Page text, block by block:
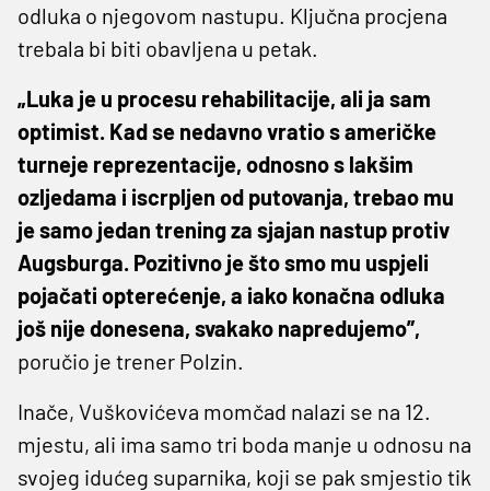
odluka o njegovom nastupu. Ključna procjena
trebala bi biti obavljena u petak.
„Luka je u procesu rehabilitacije, ali ja sam
optimist. Kad se nedavno vratio s američke
turneje reprezentacije, odnosno s lakšim
ozljedama i iscrpljen od putovanja, trebao mu
je samo jedan trening za sjajan nastup protiv
Augsburga. Pozitivno je što smo mu uspjeli
pojačati opterećenje, a iako konačna odluka
još nije donesena, svakako napredujemo”,
poručio je trener Polzin.
Inače, Vuškovićeva momčad nalazi se na 12.
mjestu, ali ima samo tri boda manje u odnosu na
svojeg idućeg suparnika, koji se pak smjestio tik